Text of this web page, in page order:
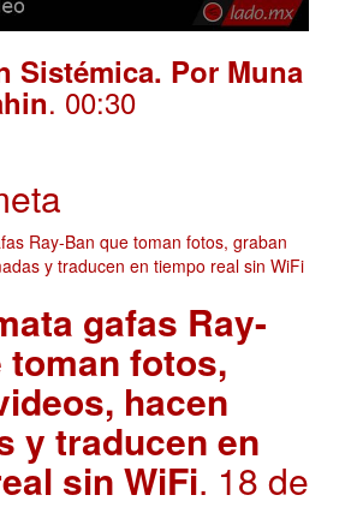
Sistémica. Por Muna
. 00:30
gafas Ray-
toman fotos,
hacen
y traducen en
sin WiFi. 18 de